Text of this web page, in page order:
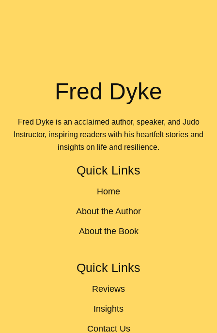
Fred Dyke
Fred Dyke is an acclaimed author, speaker, and Judo
Instructor, inspiring readers with his heartfelt stories and
insights on life and resilience.
Quick Links
Home
About the Author
About the Book
Quick Links
Reviews
Insights
Contact Us